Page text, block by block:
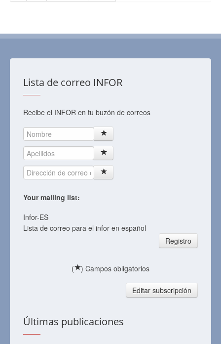
Lista de correo INFOR
Recibe el INFOR en tu buzón de correos
Your mailing list:
Infor-ES
Lista de correo para el infor en español
Registro
( ) Campos obligatorios
Editar subscripción
Últimas publicaciones